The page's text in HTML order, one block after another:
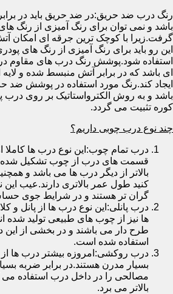
رنگ درب ضد حریق:در ضد حریق باید در
باشد و نمی توان برای رنگ آمیزی از رنگ
گرفت.زیرا با کوچک ترین جرقه ای امکان
این رو باید برای رنگ آمیزی از رنگ های
استفاده شود.پوشش رنگ درب های مقاوم در
ای باشد که در برابر آتش منبسط شده و لایه
ایجاد کند.رنگ مورد استفاده در پوشش ضد
باشد و به روش الکترواستاتیک بر روی
کوره تثبیت می گردد.
چند نوع درب چوبی داریم؟
درب تمام چوب:این نوع درب ها کاملا
قسمت های درب از چوب تشکیل شده
بالاتر از دیگر درب ها می باشد و
کنید طول عمر بالاتری دارند.عیب
گران تر هستند و در شرایط جوی
درب پانلی:این نوع درب ها از پانل و
ها نیز از چوب های طبیعی تولید شده
طرح دار می باشند و در بخشی از این
استفاده شده است.
درب روکشی:امروزه بیشتر درب ها از
بسیار مدرن هستند.در برابر ضربه
مصالحی را در داخل درب استفاده می
بالاتر می برد.